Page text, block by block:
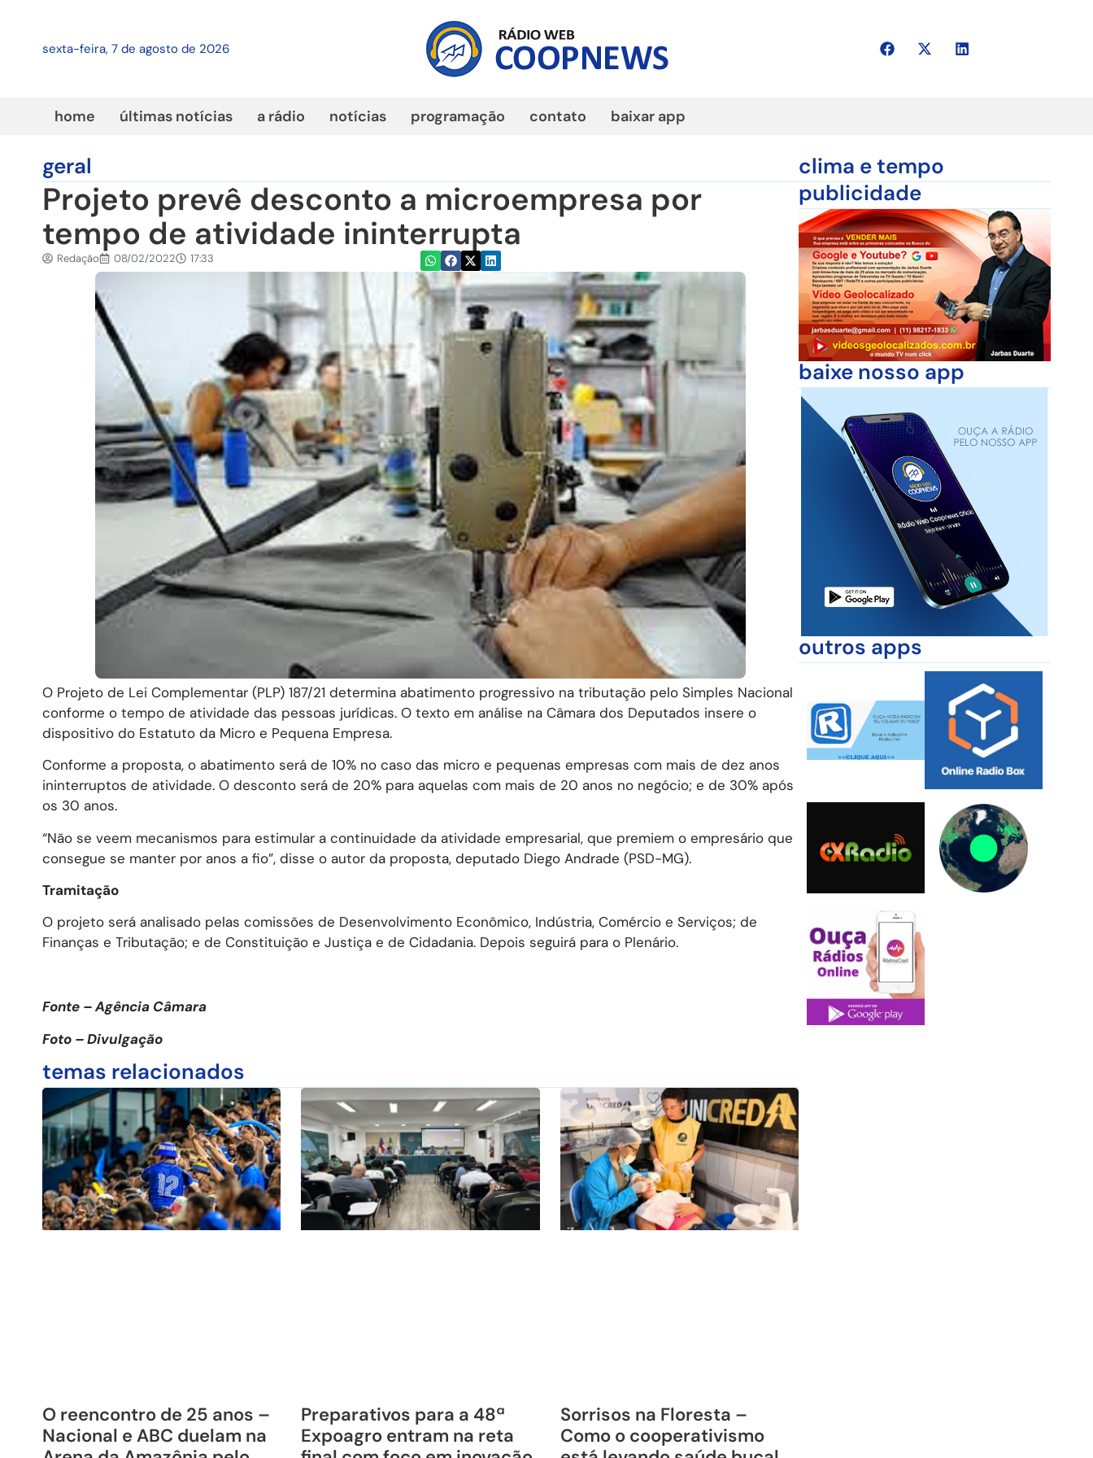
sexta-feira, 7 de agosto de 2026
home últimas notícias a rádio notícias programação contato baixar app
geral
Projeto prevê desconto a microempresa por
tempo de atividade ininterrupta
Redação 08/02/2022 17:33
O Projeto de Lei Complementar (PLP) 187/21 determina abatimento progressivo na tributação pelo Simples Nacional
conforme o tempo de atividade das pessoas jurídicas. O texto em análise na Câmara dos Deputados insere o
dispositivo do Estatuto da Micro e Pequena Empresa.
Conforme a proposta, o abatimento será de 10% no caso das micro e pequenas empresas com mais de dez anos
ininterruptos de atividade. O desconto será de 20% para aquelas com mais de 20 anos no negócio; e de 30% após
os 30 anos.
“Não se veem mecanismos para estimular a continuidade da atividade empresarial, que premiem o empresário que
consegue se manter por anos a fio”, disse o autor da proposta, deputado Diego Andrade (PSD-MG).
Tramitação
O projeto será analisado pelas comissões de Desenvolvimento Econômico, Indústria, Comércio e Serviços; de
Finanças e Tributação; e de Constituição e Justiça e de Cidadania. Depois seguirá para o Plenário.
Fonte – Agência Câmara
Foto – Divulgação
temas relacionados
O reencontro de 25 anos –
Nacional e ABC duelam na
Preparativos para a 48ª
Expoagro entram na reta
Sorrisos na Floresta –
Como o cooperativismo
clima e tempo
publicidade
baixe nosso app
outros apps